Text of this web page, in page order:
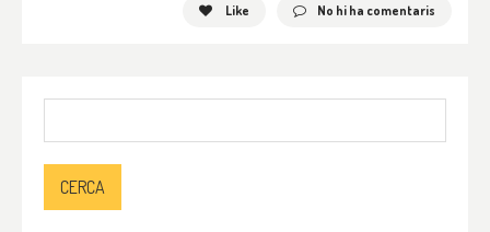
Like No hi ha comentaris